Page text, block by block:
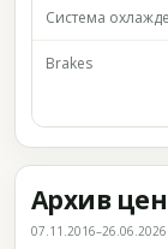
Система
Brakes
Архив
07.11.2016–26.06.2026